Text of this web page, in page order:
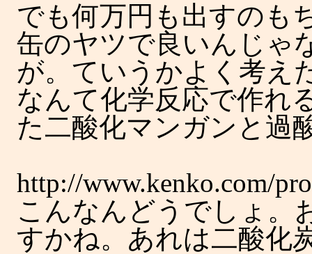
でも何万円も出すのも
缶のヤツで良いんじゃ
が。ていうかよく考え
なんて化学反応で作れ
た二酸化マンガンと過
http://www.kenko.com/
こんなんどうでしょ。
すかね。あれは二酸化